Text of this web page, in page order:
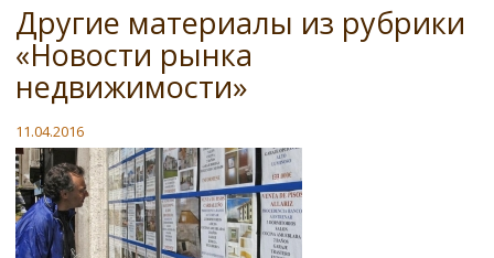
Другие материалы из рубрики
«Новости рынка
недвижимости»
11.04.2016